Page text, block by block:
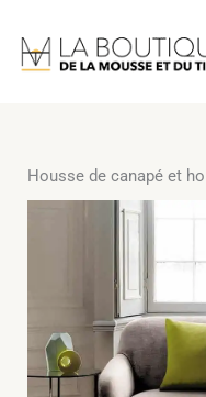
content
Housse de canapé et